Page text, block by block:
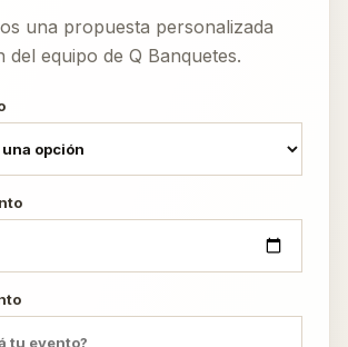
una propuesta personalizada
del equipo de Q Banquetes.